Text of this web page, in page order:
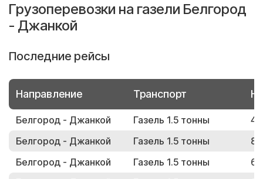
Грузоперевозки на газели Белгород
- Джанкой
Последние рейсы
Направление Транспорт
Белгород - Джанкой Газель 1.5 тонны
Белгород - Джанкой
Газель 1.5 тонны
Белгород - Джанкой
Газель 1.5 тонны